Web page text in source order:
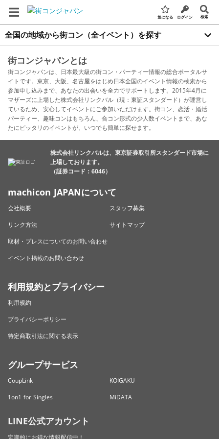
気になる ログイン 検索
全国の地域から街コン（全イベント）を探す
街コンジャパンとは
街コンジャパンは、日本最大級の街コン・パーティー情報の総合ポータルサ
イトです。東京、大阪、名古屋をはじめ日本全国のイベント情報の検索から
参加申し込みまで、あなたの出会いを全力でサポートします。2015年4月に
マザーズに上場した株式会社リンクバル（現：東証スタンダード）が運営し
ているため、安心してイベントにご参加いただけます。街コン、恋活・婚活
パーティー、趣味コンはもちろん、合コン形式の少人数イベントまで、あな
たにピッタリのイベントが、いつでも簡単に探せます。
株式会社リンクバルは、東京証券取引所スタンダード市場に
上場しております。
（証券コード：6046）
machicon JAPANについて
会社概要
スタッフ募集
リンク方法
サイトマップ
取材・プレスについてのお問い合わせ
イベント掲載のお問い合わせ
利用規約とプライバシー
利用規約
プライバシーポリシー
特定商取引法に関する表示
グループサービス
CoupLink
KOIGAKU
1on1 for Singles
MiDATA
LINE公式アカウント
定期的にお得な情報配信中！